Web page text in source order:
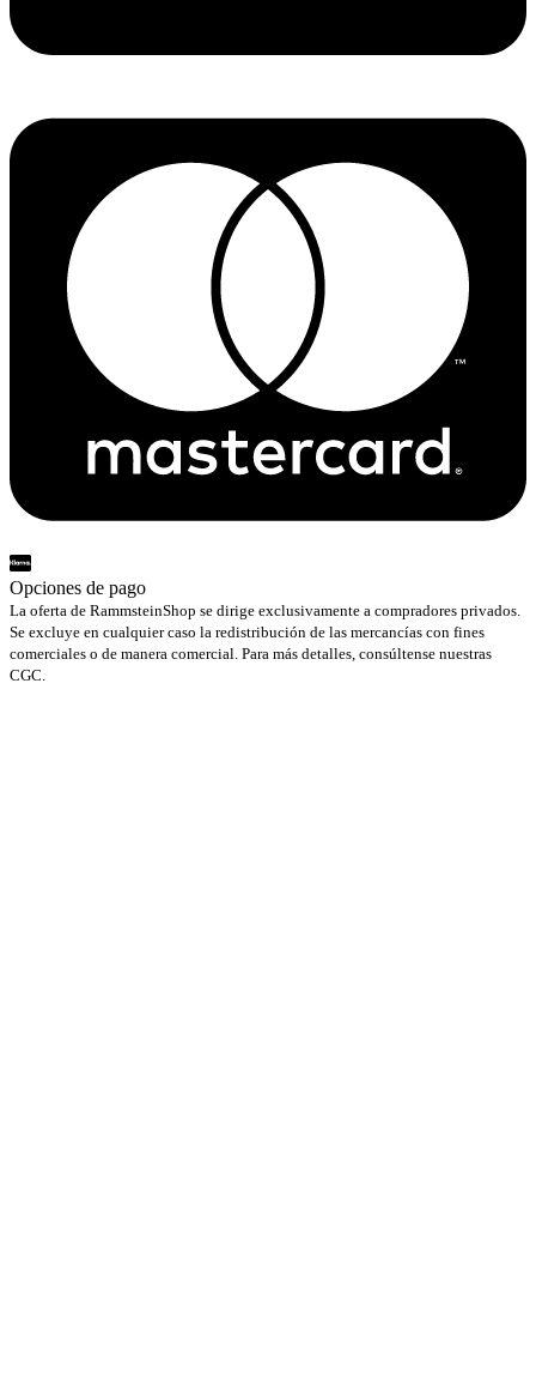
Opciones de pago
La oferta de RammsteinShop se dirige exclusivamente a compradores privados.
Se excluye en cualquier caso la redistribución de las mercancías con fines
comerciales o de manera comercial. Para más detalles, consúltense nuestras
CGC.